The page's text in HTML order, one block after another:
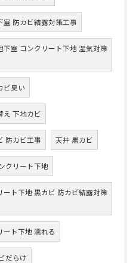
室 防カビ結露対策工事
下室 コンクリート下地 湿気対策
ビ臭い
え 下地カビ
防カビ工事 天井 黒カビ
クリート下地
ート下地 黒カビ 防カビ結露対策
ート下地 濡れる
だらけ